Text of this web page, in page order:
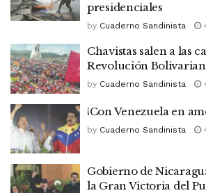
presidenciales
by Cuaderno Sandinista
Chavistas salen a las
Revolución
by Cuaderno Sandinista
¡Con Venezuela en
by Cuaderno Sandinista
Gobierno de
la Gran Victoria del